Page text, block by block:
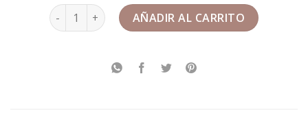
muñeca sirenita cantidadAÑADIR AL CARRITO